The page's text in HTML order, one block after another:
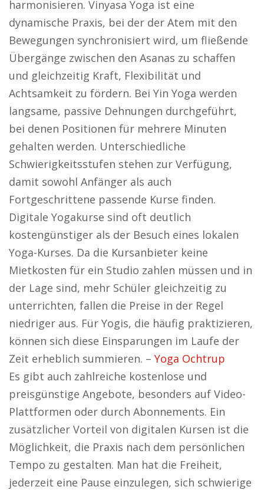
harmonisieren. Vinyasa Yoga ist eine
dynamische Praxis, bei der der Atem mit den
Bewegungen synchronisiert wird, um fließende
Übergänge zwischen den Asanas zu schaffen
und gleichzeitig Kraft, Flexibilität und
Achtsamkeit zu fördern. Bei Yin Yoga werden
langsame, passive Dehnungen durchgeführt,
bei denen Positionen für mehrere Minuten
gehalten werden. Unterschiedliche
Schwierigkeitsstufen stehen zur Verfügung,
damit sowohl Anfänger als auch
Fortgeschrittene passende Kurse finden.
Digitale Yogakurse sind oft deutlich
kostengünstiger als der Besuch eines lokalen
Yoga-Kurses. Da die Kursanbieter keine
Mietkosten für ein Studio zahlen müssen und in
der Lage sind, mehr Schüler gleichzeitig zu
unterrichten, fallen die Preise in der Regel
niedriger aus. Für Yogis, die häufig praktizieren,
können sich diese Einsparungen im Laufe der
Zeit erheblich summieren. – Yoga Ochtrup
Es gibt auch zahlreiche kostenlose und
preisgünstige Angebote, besonders auf Video-
Plattformen oder durch Abonnements. Ein
zusätzlicher Vorteil von digitalen Kursen ist die
Möglichkeit, die Praxis nach dem persönlichen
Tempo zu gestalten. Man hat die Freiheit,
jederzeit eine Pause einzulegen, sich schwierige